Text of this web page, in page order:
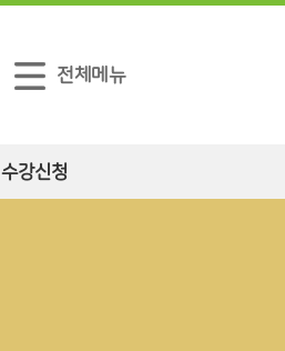
전체메뉴
수강신청